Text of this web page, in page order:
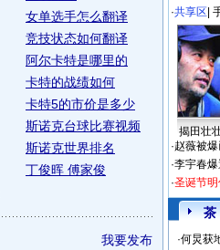
女单选手怎么翻译
竞技状态如何翻译
阿尔卡特是哪里的
卡特的战绩如何
卡特5的市价是多少
斯诺克台球比赛视频
斯诺克世界排名
丁俊晖 傅家俊
我要发布
·共享区
揭田壮
·赵薇被
·李宇春
·圣诞节
茶
·何炅获